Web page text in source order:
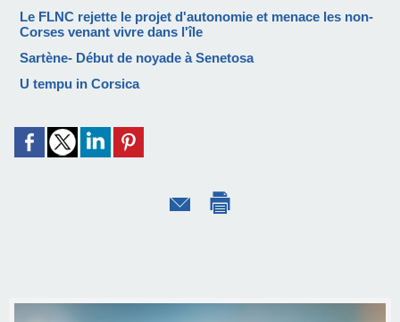
Le FLNC rejette le projet d'autonomie et menace les non-
Corses venant vivre dans l'île
Sartène- Début de noyade à Senetosa
U tempu in Corsica